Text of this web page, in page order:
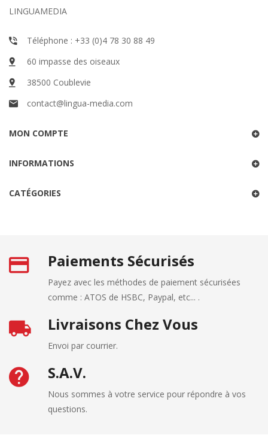
LINGUAMEDIA
Téléphone : +33 (0)4 78 30 88 49
60 impasse des oiseaux
38500 Coublevie
contact@lingua-media.com
MON COMPTE
INFORMATIONS
CATÉGORIES
Paiements Sécurisés
Payez avec les méthodes de paiement sécurisées
comme : ATOS de HSBC, Paypal, etc... .
Livraisons Chez Vous
Envoi par courrier.
S.A.V.
Nous sommes à votre service pour répondre à vos
questions.